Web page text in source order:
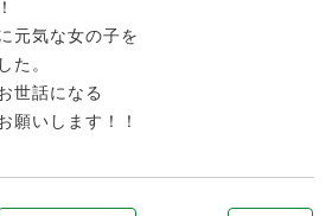
元気な女の子を
た。
世話になる
願いします！！